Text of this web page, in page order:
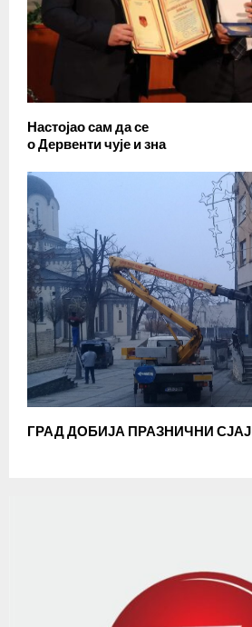
Настојао сам да се
о Дервенти чује и зна
ГРАД ДОБИЈА ПРАЗНИЧНИ СЈАЈ